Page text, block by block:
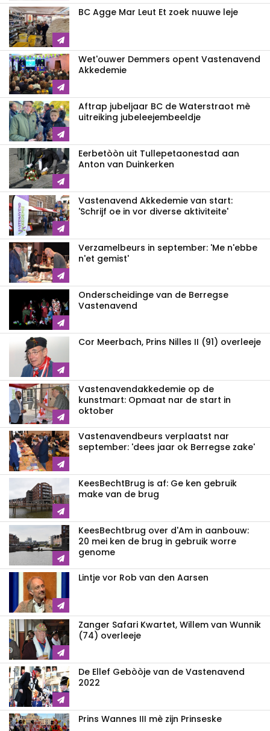
BC Agge Mar Leut Et zoek nuuwe leje
Wet'ouwer Demmers opent Vastenavend
Akkedemie
Aftrap jubeljaar BC de Waterstraot mè
uitreiking jubeleejembeeldje
Eerbetòòn uit Tullepetaonestad aan
Anton van Duinkerken
Vastenavend Akkedemie van start:
'Schrijf oe in vor diverse aktiviteite'
Verzamelbeurs in september: 'Me n'ebbe
n'et gemist'
Onderscheidinge van de Berregse
Vastenavend
Cor Meerbach, Prins Nilles II (91) overleeje
Vastenavend­akkedemie op de
kunstmart: Opmaat nar de start in
oktober
Vastenavendbeurs verplaatst nar
september: 'dees jaar ok Berregse zake'
KeesBechtBrug is af: Ge ken gebruik
make van de brug
KeesBechtbrug over d'Am in aanbouw:
20 mei ken de brug in gebruik worre
genome
Lintje vor Rob van den Aarsen
Zanger Safari Kwartet, Willem van Wunnik
(74) overleeje
De Ellef Gebòòje van de Vastenavend
2022
Prins Wannes III mè zijn Prinseske